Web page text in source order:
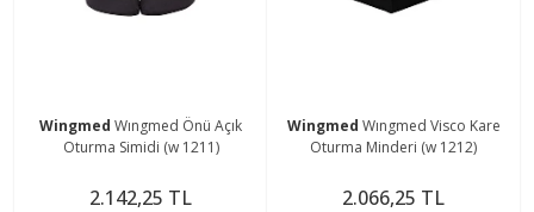
Wingmed Wıngmed Önü Açık
Oturma Simidi (w 1211)
2.142,25 TL
Wingmed Wıngmed Visco Kare
Oturma Minderi (w 1212)
2.066,25 TL